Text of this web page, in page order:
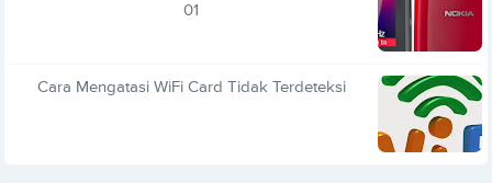
01
Cara Mengatasi WiFi Card Tidak Terdeteksi